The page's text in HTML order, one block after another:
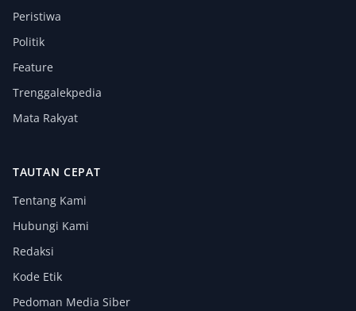
Peristiwa
Politik
Feature
Trenggalekpedia
Mata Rakyat
TAUTAN CEPAT
Tentang Kami
Hubungi Kami
Redaksi
Kode Etik
Pedoman Media Siber